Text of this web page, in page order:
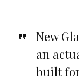
New
an
built